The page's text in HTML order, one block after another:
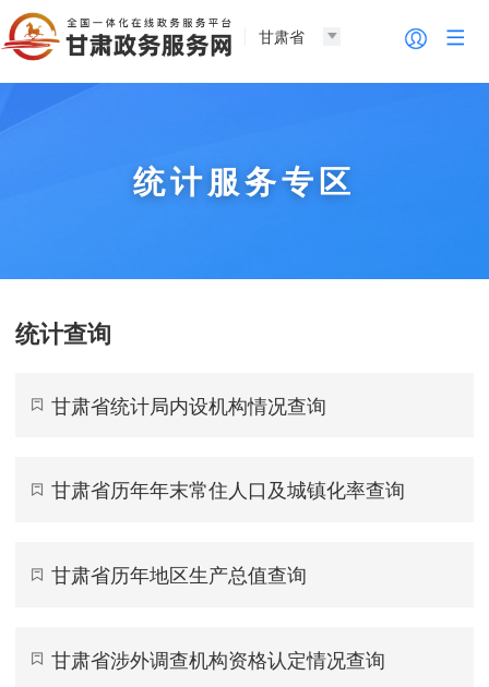
甘肃省
统计服务专区
统计查询
甘肃省统计局内设机构情况查询
甘肃省历年年末常住人口及城镇化率查询
甘肃省历年地区生产总值查询
甘肃省涉外调查机构资格认定情况查询